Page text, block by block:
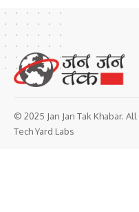
© 2025 Jan Jan Tak Khabar.
Tech Yard Labs